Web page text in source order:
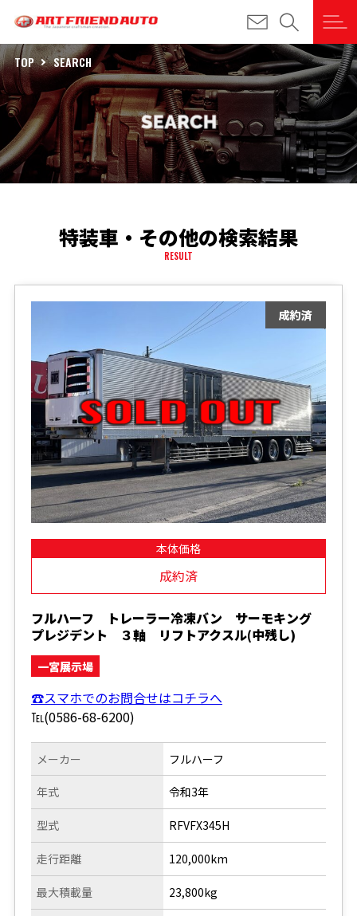
TOP SEARCH
特装車・その他の検索結果
RESULT
本体価格
成約済
フルハーフ トレーラー冷凍バン サーモキング
プレジデント ３軸 リフトアクスル(中残し)
一宮展示場
☎スマホでのお問合せはコチラへ
℡(0586-68-6200)
メーカー
年式
型式
走行距離
フルハーフ
令和3年
RFVFX345H
120,000km
最大積載量 23,800kg